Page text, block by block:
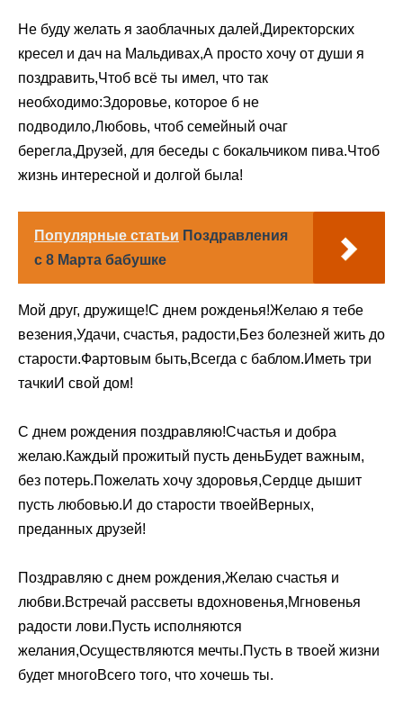
Не буду желать я заоблачных далей,Директорских
кресел и дач на Мальдивах,А просто хочу от души я
поздравить,Чтоб всё ты имел, что так
необходимо:Здоровье, которое б не
подводило,Любовь, чтоб семейный очаг
берегла,Друзей, для беседы с бокальчиком пива.Чтоб
жизнь интересной и долгой была!
Популярные статьи Поздравления
с 8 Марта бабушке
Мой друг, дружище!С днем рожденья!Желаю я тебе
везения,Удачи, счастья, радости,Без болезней жить до
старости.Фартовым быть,Всегда с баблом.Иметь три
тачкиИ свой дом!
С днем рождения поздравляю!Счастья и добра
желаю.Каждый прожитый пусть деньБудет важным,
без потерь.Пожелать хочу здоровья,Сердце дышит
пусть любовью.И до старости твоейВерных,
преданных друзей!
Поздравляю с днем рождения,Желаю счастья и
любви.Встречай рассветы вдохновенья,Мгновенья
радости лови.Пусть исполняются
желания,Осуществляются мечты.Пусть в твоей жизни
будет многоВсего того, что хочешь ты.